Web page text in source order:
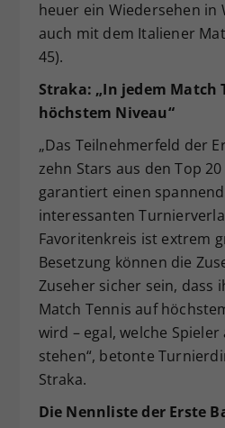
heuer ein Wiedersehen in
auch mit dem Italiener
45).
Straka: „In jedem Match
höchstem Niveau“
„Das Teilnehmerfeld der
zehn Stars aus den Top
garantiert einen
interessanten
Favoritenkreis ist extrem
Besetzung können die
Zuseher sicher sein, dass
Match Tennis auf
wird – egal, welche
stehen“, betonte
Straka.
Die Nennliste der Erste